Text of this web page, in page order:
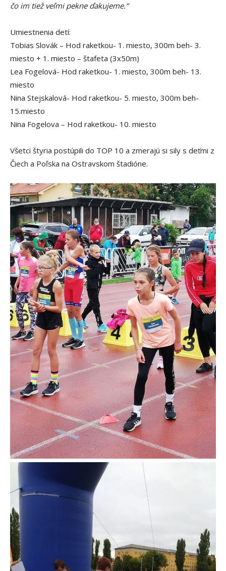
čo im tiež veľmi pekne ďakujeme.“
Umiestnenia detí:
Tobias Slovák – Hod raketkou- 1. miesto, 300m beh- 3.
miesto + 1. miesto – štafeta (3x50m)
Lea Fogelová- Hod raketkou- 1. miesto, 300m beh- 13.
miesto
Nina Stejskalová- Hod raketkou- 5. miesto, 300m beh-
15.miesto
Nina Fogelova – Hod raketkou- 10. miesto
Všetci štyria postúpili do TOP 10 a zmerajú si sily s deťmi z
Čiech a Poľska na Ostravskom štadióne.